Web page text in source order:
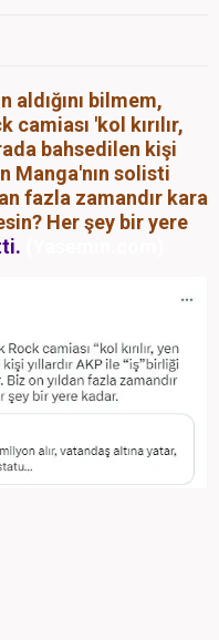
aldığını bilmem,
camiası 'kol kırılır,
bahsedilen kişi
Manga'nın solisti
fazla zamandır kara
Her şey bir yere